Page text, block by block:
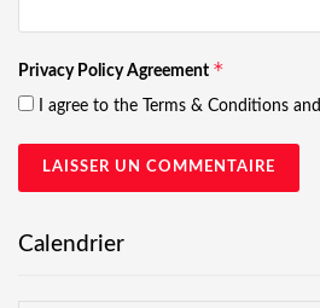
Privacy Policy Agreement *
I agree to the Terms & Conditions and
Calendrier